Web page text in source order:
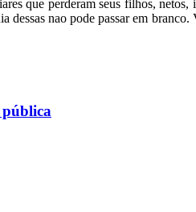
que perderam seus filhos,
nao pode passar em
pública